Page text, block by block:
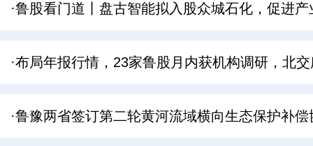
·鲁股看门道丨盘古智能拟入股众城石化，促进
·布局年报行情，23家鲁股月内获机构调研，北
·鲁豫两省签订第二轮黄河流域横向生态保护补偿